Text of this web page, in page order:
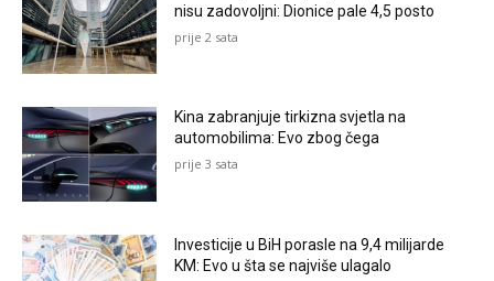
nisu zadovoljni: Dionice pale 4,5 posto
prije 2 sata
Kina zabranjuje tirkizna svjetla na
automobilima: Evo zbog čega
prije 3 sata
Investicije u BiH porasle na 9,4 milijarde
KM: Evo u šta se najviše ulagalo